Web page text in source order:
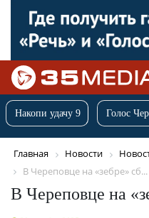
Накопи удачу 9 Голос
Главная Новости
В Череповце на «зебре» сб...
В Череповце на